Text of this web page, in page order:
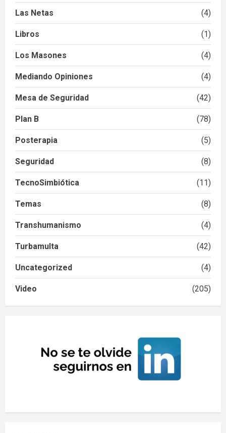
Las Netas (4)
Libros (1)
Los Masones (4)
Mediando Opiniones (4)
Mesa de Seguridad (42)
Plan B (78)
Posterapia (5)
Seguridad (8)
TecnoSimbiótica (11)
Temas (8)
Transhumanismo (4)
Turbamulta (42)
Uncategorized (4)
Video (205)